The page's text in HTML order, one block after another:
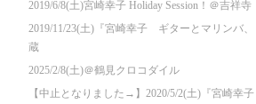
2019/6/8(土)宮崎幸子 Holiday Session！＠吉祥寺
2019/11/23(土)『宮崎幸子 ギターとマリンバ
蔵
2025/2/8(土)＠鶴見クロコダイル
【中止となりました→】2020/5/2(土)『宮崎幸